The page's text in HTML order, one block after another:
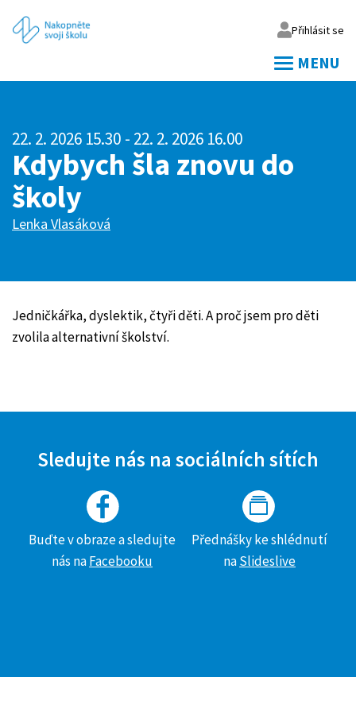
Přihlásit se
Vaše heslo
MENU
22. 2. 2026 15.30 - 22. 2. 2026 16.00
Kdybych šla znovu do
školy
Lenka Vlasáková
Jedničkářka, dyslektik, čtyři děti. A proč jsem pro děti
zvolila alternativní školství.
Sledujte nás na sociálních sítích
Buďte v obraze a sledujte
nás naFacebooku
Přednášky ke shlédnutí
naSlideslive